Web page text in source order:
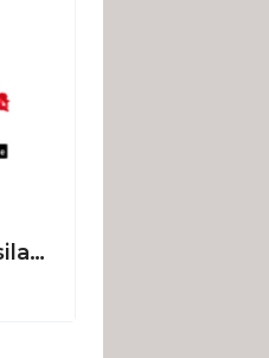
Evinin kapısında uğradığı silahlı saldırıda hayatını kaybetti